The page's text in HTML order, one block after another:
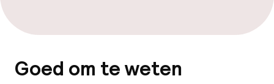
Eet- en drinkdiensten
Goed om te weten